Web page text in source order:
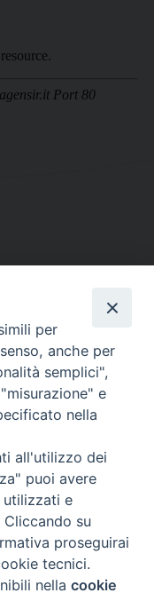
DI ALBANO
06.9323844
9:00 - 13:00
9:30 - 12:30
Albano
per
anche per
semplici",
e
nella
all'utilizzo dei
puoi avere
utilizzati e
su
proseguirai
tecnici.
nellacookie